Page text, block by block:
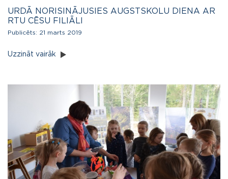
URDĀ NORISINĀJUSIES AUGSTSKOLU DIENA AR
RTU CĒSU FILIĀLI
Publicēts: 21 marts 2019
Uzzināt vairāk